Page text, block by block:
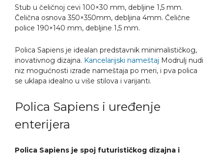
Stub u čeličnoj cevi 100×30 mm, debljine 1,5 mm.
Čelična osnova 350×350mm, debljina 4mm. Čelične
police 190×140 mm, debljine 1,5 mm.
Polica Sapiens je idealan predstavnik minimalističkog,
inovativnog dizajna. Kancelarijski nameštaj Modrulj nudi
niz mogućnosti izrade nameštaja po meri, i pva polica
se uklapa idealno u više stilova i varijanti.
Polica Sapiens i uređenje
enterijera
Polica Sapiens je spoj futurističkog dizajna i